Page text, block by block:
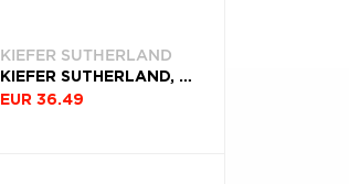
KIEFER SUTHERLAND
KIEFER SUTHERLAND, VINYL GREY
EUR 36.49